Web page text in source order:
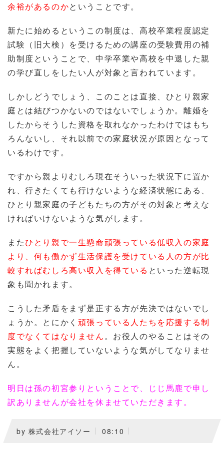
余裕があるのかということです。
新たに始めるというこの制度は、高校卒業程度認定
試験（旧大検）を受けるための講座の受験費用の補
助制度ということで、中学卒業や高校を中退した親
の学び直しをしたい人が対象と言われています。
しかしどうでしょう、このことは直接、ひとり親家
庭とは結びつかないのではないでしょうか。離婚を
したからそうした資格を取れなかったわけではもち
ろんないし、それ以前での家庭状況が原因となって
いるわけです。
ですから親よりむしろ現在そういった状況下に置か
れ、行きたくても行けないような経済状態にある、
ひとり親家庭の子どもたちの方がその対象と考えな
ければいけないような気がします。
またひとり親で一生懸命頑張っている低収入の家庭
より、何も働かず生活保護を受けている人の方が比
較すればむしろ高い収入を得てい る といった逆転現
象も聞かれます。
こうした矛盾をまず是正する方が先決ではないでし
ょうか。とにかく 頑張っている人たちを応援する制
度でなくてはなりません。お役人のやることはその
実態をよく把握していないような気がしてなりませ
ん。
明日は孫の初宮参りということで、じじ馬鹿で申し
訳ありませんが会社を休ませていただきます。
by 株式会社アイソー 08:10